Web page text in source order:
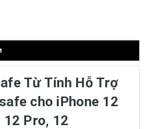
Từ Tính Hỗ Trợ
cho iPhone 12
12 Pro, 12